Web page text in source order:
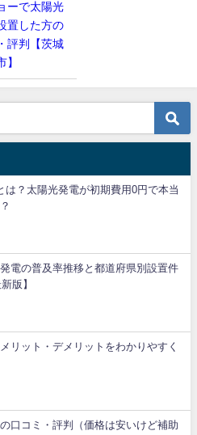
ーで太陽光
置した方の
評判【茨城
】
は？太陽光発電が初期費用0円で本当
電の普及率推移と都道府県別設置件
版】
リット・デメリットをわかりやすく
口コミ・評判（価格は安いけど補助